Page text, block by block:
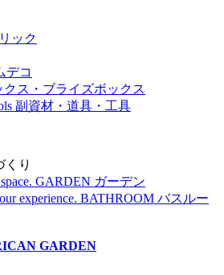
ック
デコ
クス・ブライズボックス
副資材・道具・工具
くり
GARDEN ガーデン
experience. BATHROOM バスルー
GARDEN